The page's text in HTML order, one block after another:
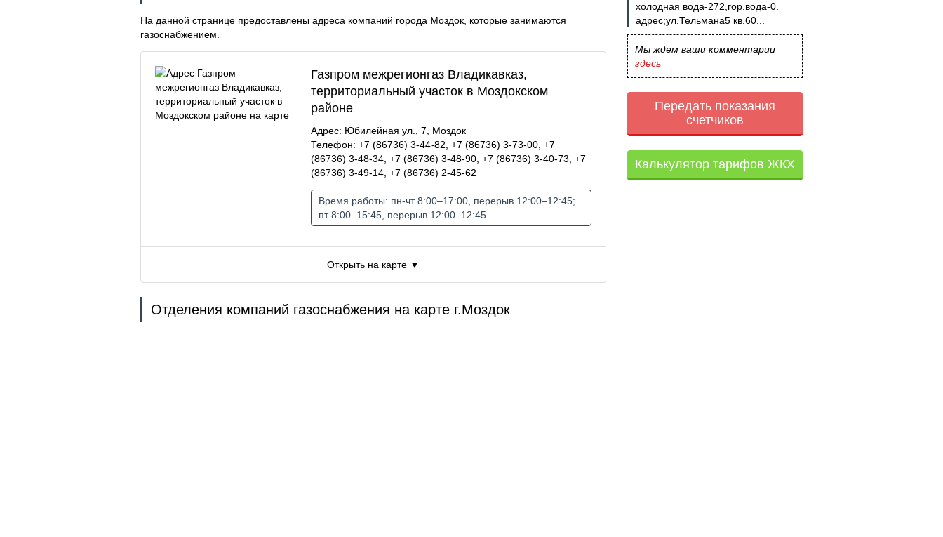
На данной странице предоставлены адреса компаний города Моздок, которые занимаются
газоснабжением.
Открыть на карте ▼
Газпром межрегионгаз Владикавказ,
территориальный участок в Моздокском
районе
Адрес: Юбилейная ул., 7, Моздок
Телефон: +7 (86736) 3-44-82, +7 (86736) 3-73-00, +7
(86736) 3-48-34, +7 (86736) 3-48-90, +7 (86736) 3-40-73, +7
(86736) 3-49-14, +7 (86736) 2-45-62
Время работы: пн-чт 8:00–17:00, перерыв 12:00–12:45;
пт 8:00–15:45, перерыв 12:00–12:45
Отделения компаний газоснабжения на карте г.Моздок
холодная вода-272,гор.вода-0.
адрес;ул.Тельмана5 кв.60...
Мы ждем ваши комментарии
здесь
Передать показания
счетчиков
Калькулятор тарифов ЖКХ